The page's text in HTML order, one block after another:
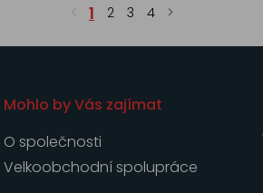
1 2 3 4
Mohlo by Vás zajímat
O společnosti
Velkoobchodní spolupráce